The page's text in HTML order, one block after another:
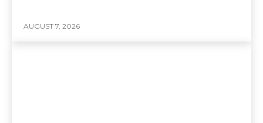
AUGUST 7, 2026